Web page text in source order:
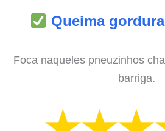
Queima
Foca naqueles pneuzinhos
barriga.